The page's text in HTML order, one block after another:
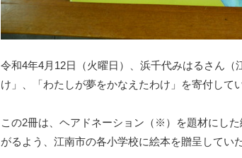
令和4年4月12日（火曜日）、浜千代みはるさん
け」、「わたしが夢をかなえたわけ」を寄付して
この2冊は、ヘアドネーション（※）を題材にし
がるよう、江南市の各小学校に絵本を贈呈してい